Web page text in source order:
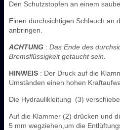
Den Schutzstopfen an einem
Einen durchsichtigen Schlauch an
anbringen.
ACHTUNG : Das Ende des
Bremsflüssigkeit getaucht sein.
HINWEIS : Der Druck auf die
Umständen einen hohen
Die Hydraulikleitung ‎ (3)
Auf die Klammer (2) drücken und
5 mm wegziehen,um die